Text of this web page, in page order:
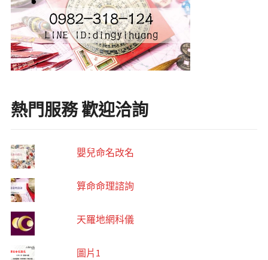
熱門服務 歡迎洽詢
嬰兒命名改名
算命命理諮詢
天羅地網科儀
圖片1